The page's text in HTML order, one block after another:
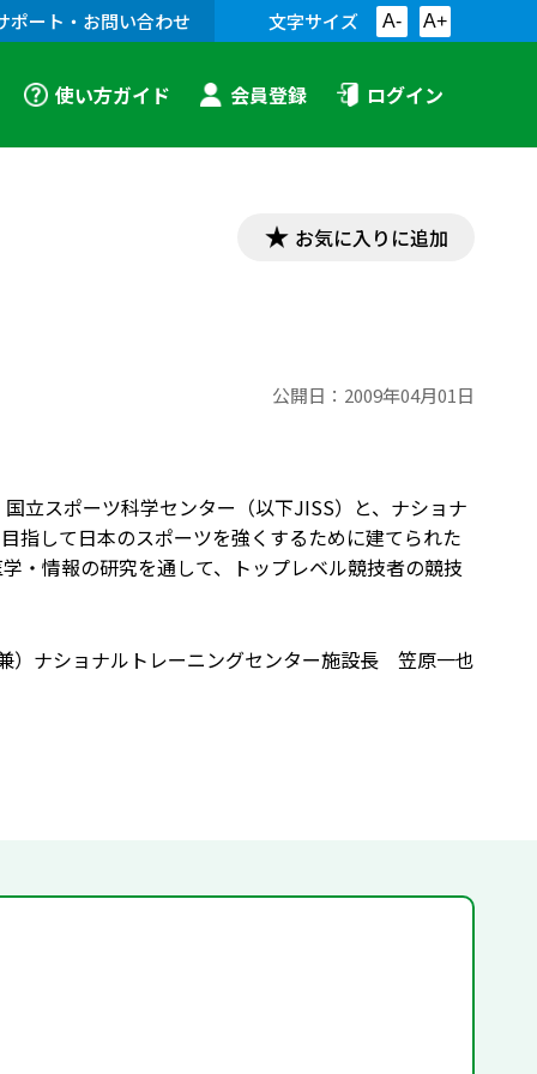
ポート・お問い合わせ 文字サイズ A- A+
使い方ガイド 会員登録 ログイン
お気に入りに追加
公開日： 2009年04月01日
立スポーツ科学センター（以下JISS）と、ナショナ
指して日本のスポーツを強くするために建てられた
・情報の研究を通して、トップレベル競技者の競技
）ナショナルトレーニングセンター施設長 笠原一也